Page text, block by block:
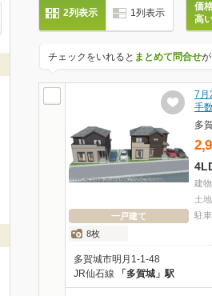
2列表示 1列表示
価
高
チェックをいれると まとめて問合せ
一戸建て
8枚
7月
手
多
建物
土地
駐
多賀城市明月1-1-48
JR仙石線 「多賀城」駅